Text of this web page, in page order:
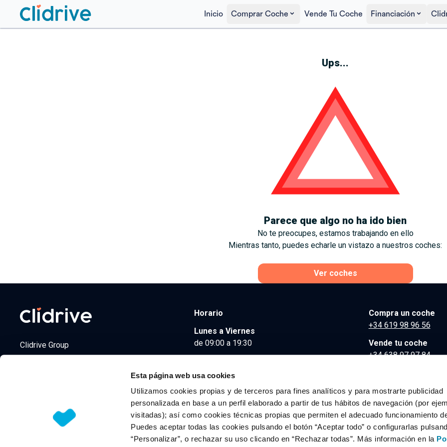
Esta página web usa cookies
Utilizamos cookies propias y de terceros para fines analíticos y para mostrarte publicidad
personalizada en base a un perfil elaborado a partir de tus hábitos de navegación (por
visitadas); así como cookies técnicas propias que permiten el adecuado funcionamiento
Puedes aceptar todas las cookies pulsando el botón “Aceptar todo” o configurarlas
“Personalizar”, o rechazar su uso clicando en “Rechazar todas”. Más información en la
Inicio Comprar Coche Vende Tu Coche Financiación
Ups...
Parece que algo no ha ido bien
No te preocupes, estamos trabajando en ello
Mientras tanto, puedes echarle un vistazo a nuestros coches:
Ver coches
Clidrive Group
Horario
Lunes a Viernes
de 09:00 a 19:30
Compra un coche
+34 619 98 96 56
Vende tu coche
+34 638 97 97 84
© 2026 CLIDRIVE CAPITAL, SOCIEDAD LIMITADA. Todos los derechos reservados.